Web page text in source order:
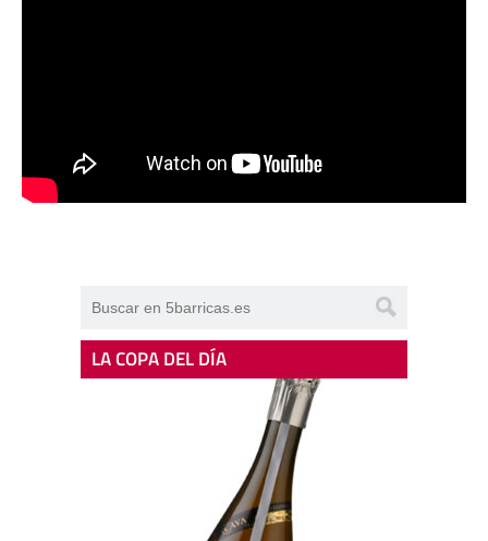
LA COPA DEL DÍA